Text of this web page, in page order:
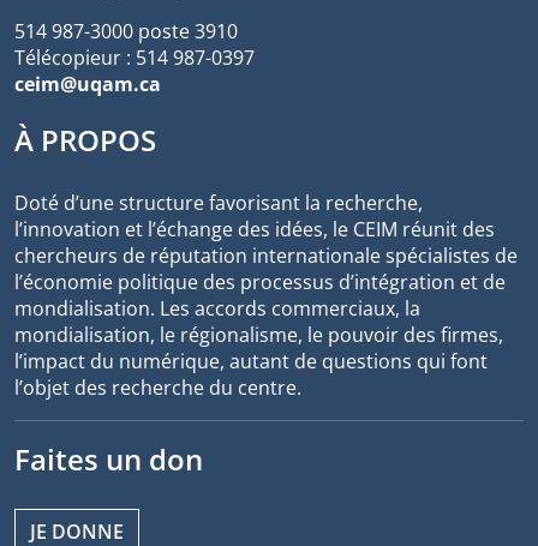
514 987-3000 poste 3910
Télécopieur : 514 987-0397
ceim@uqam.ca
À PROPOS
Doté d’une structure favorisant la recherche,
l’innovation et l’échange des idées, le CEIM réunit des
chercheurs de réputation internationale spécialistes de
l’économie politique des processus d’intégration et de
mondialisation. Les accords commerciaux, la
mondialisation, le régionalisme, le pouvoir des firmes,
l’impact du numérique, autant de questions qui font
l’objet des recherche du centre.
Faites un don
JE DONNE